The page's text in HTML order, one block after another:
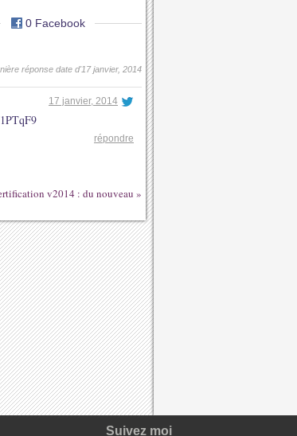
0 Facebook
réponse date d'17 janvier, 2014
17 janvier, 2014
répondre
v2014 : du nouveau »
Suivez moi